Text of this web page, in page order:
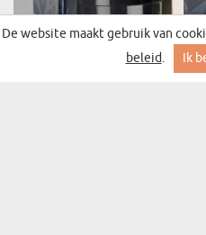
De website maakt gebruik van
beleid. Ik